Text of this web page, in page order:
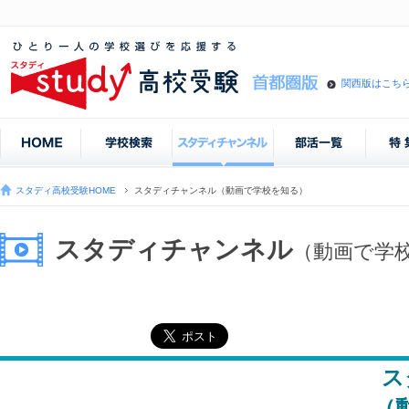
関西版はこち
スタディ高校受験HOME スタディチャンネル（動画で学校を知る）
スタディチャンネル （動画で学